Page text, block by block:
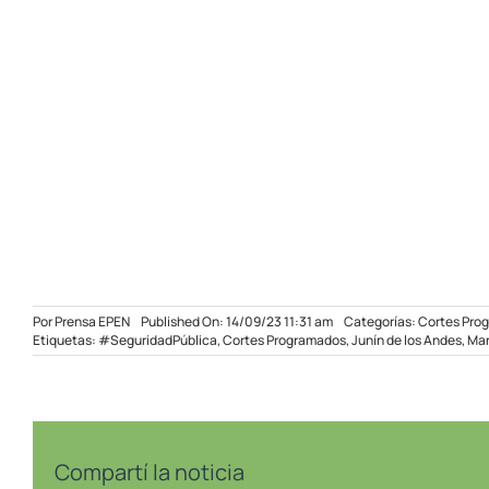
PorPrensa EPEN Published On: 14/09/23 11:31 am Categorías:Cortes
Etiquetas: #SeguridadPública,Cortes Programados,Junín de los Andes,
Compartí la noticia